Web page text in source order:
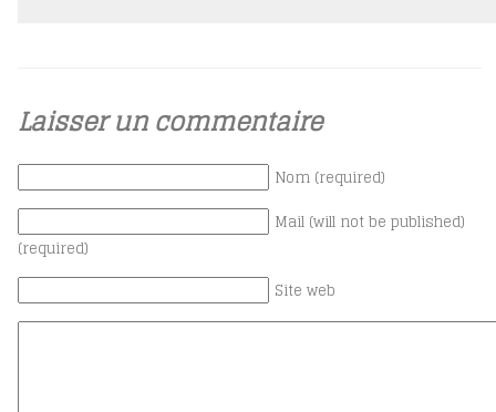
Laisser un commentaire
Nom (required)
Mail (will not be published)
(required)
Site web